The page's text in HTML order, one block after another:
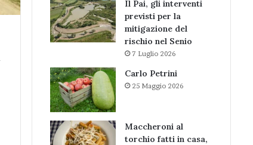
Il Pai, gli interventi
previsti per la
mitigazione del
rischio nel Senio
7 Luglio 2026
Carlo Petrini
25 Maggio 2026
Maccheroni al
torchio fatti in casa,